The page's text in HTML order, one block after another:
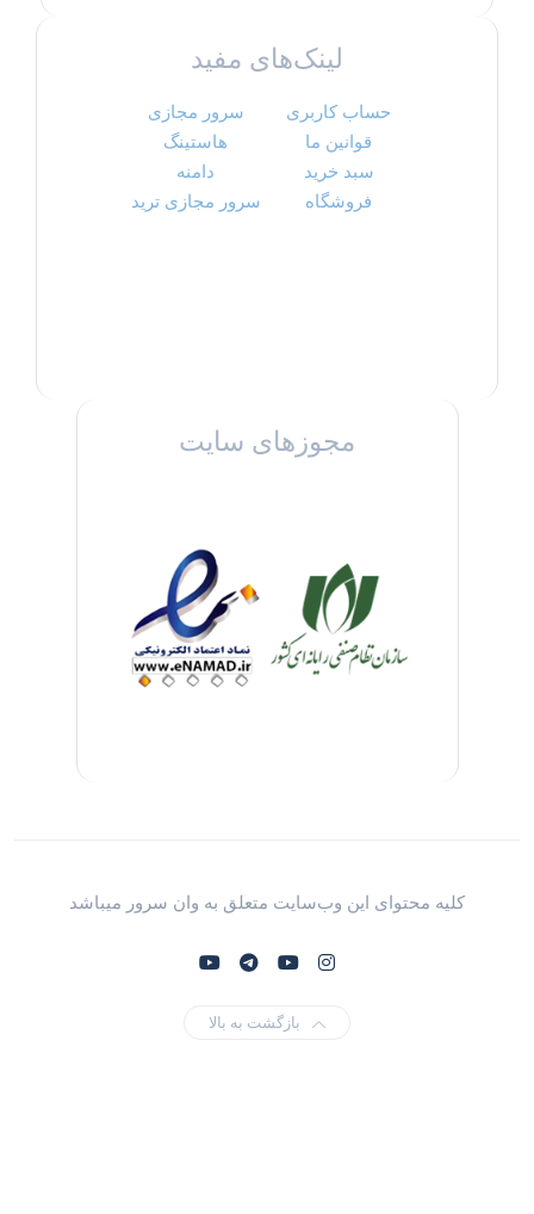
لینک‌های مفید
حساب کاربری
قوانین ما
سبد خرید
فروشگاه
سرور مجازی
هاستینگ
دامنه
سرور مجازی ترید
مجوزهای سایت
کلیه محتوای این وب‌سایت متعلق به وان سرور میباشد
بازگشت به بالا